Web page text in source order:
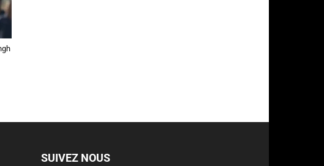
SUIVEZ NOUS